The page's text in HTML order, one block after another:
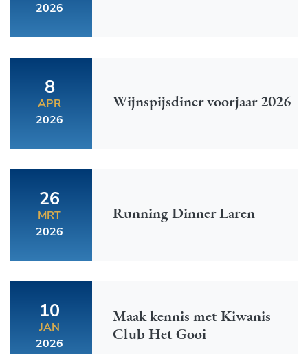
2026
8
APR
2026
Wijnspijsdiner voorjaar 2026
26
MRT
2026
Running Dinner Laren
10
JAN
2026
Maak kennis met Kiwanis
Club Het Gooi